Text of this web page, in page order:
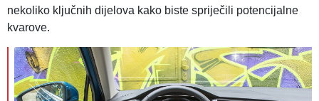
nekoliko ključnih dijelova kako biste spriječili potencijalne
kvarove.